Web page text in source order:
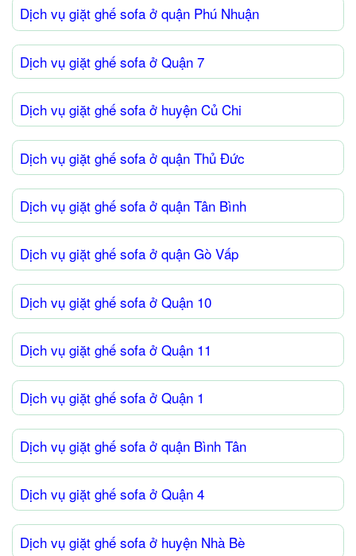
Dịch vụ giặt ghế sofa ở quận Phú Nhuận
Dịch vụ giặt ghế sofa ở Quận 7
Dịch vụ giặt ghế sofa ở huyện Củ Chi
Dịch vụ giặt ghế sofa ở quận Thủ Đức
Dịch vụ giặt ghế sofa ở quận Tân Bình
Dịch vụ giặt ghế sofa ở quận Gò Vấp
Dịch vụ giặt ghế sofa ở Quận 10
Dịch vụ giặt ghế sofa ở Quận 11
Dịch vụ giặt ghế sofa ở Quận 1
Dịch vụ giặt ghế sofa ở quận Bình Tân
Dịch vụ giặt ghế sofa ở Quận 4
Dịch vụ giặt ghế sofa ở huyện Nhà Bè